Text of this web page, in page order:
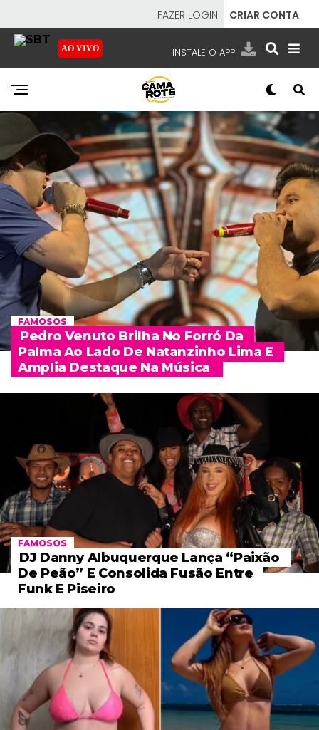
FAZER LOGIN CRIAR CONTA
AO VIVO INSTALE O APP
EMISSORAS
NOSSAS REDES APP TV SBT
SBT- SISTEMA BRASILEIRO DE TELEVISÃO
FAMOSOS
Pedro Venuto Brilha No Forró Da
Palma Ao Lado De Natanzinho Lima E
Amplia Destaque Na Música
FAMOSOS
DJ Danny Albuquerque Lança “Paixão
De Peão” E Consolida Fusão Entre
Funk E Piseiro